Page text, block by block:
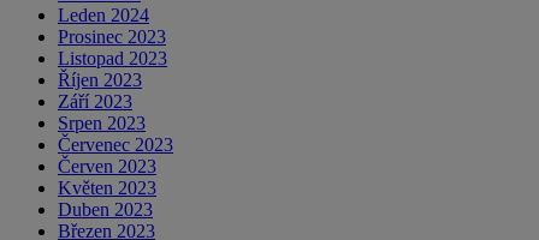
Leden 2024
Prosinec 2023
Listopad 2023
Říjen 2023
Září 2023
Srpen 2023
Červenec 2023
Červen 2023
Květen 2023
Duben 2023
Březen 2023